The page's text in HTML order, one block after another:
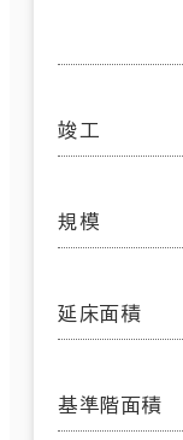
竣工
規模
延床面積
基準階面積